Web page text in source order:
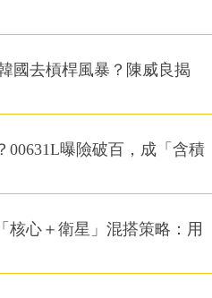
國去槓桿風暴？陳威良揭
00631L曝險破百，成「含積
核心＋衛星」混搭策略：用